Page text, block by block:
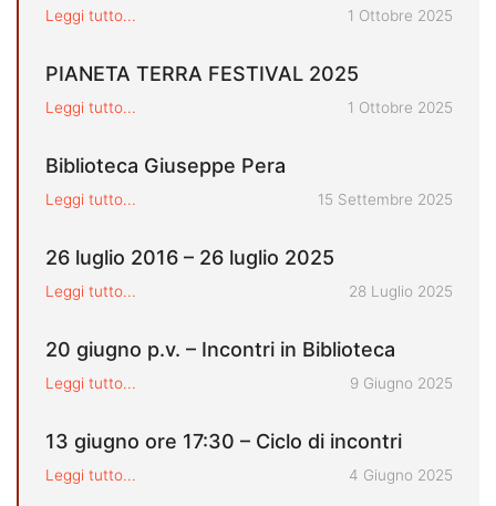
Leggi tutto... Pubblicato il
1 Ottobre 2025
PIANETA TERRA FESTIVAL 2025
Leggi tutto... Pubblicato il
1 Ottobre 2025
Biblioteca Giuseppe Pera
Leggi tutto... Pubblicato il
15 Settembre 2025
26 luglio 2016 – 26 luglio 2025
Leggi tutto... Pubblicato il
28 Luglio 2025
20 giugno p.v. – Incontri in Biblioteca
Leggi tutto... Pubblicato il
9 Giugno 2025
13 giugno ore 17:30 – Ciclo di incontri
Leggi tutto... Pubblicato il
4 Giugno 2025